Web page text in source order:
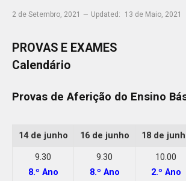
2 de Setembro, 2021 Updated: 13 de Maio, 2021
PROVAS E EXAMES
Calendário
Provas de Aferição do Ensino
14 de junho 16 de junho 18 de
9.30
8.º Ano
9.30
8.º Ano
10.00
2.º Ano